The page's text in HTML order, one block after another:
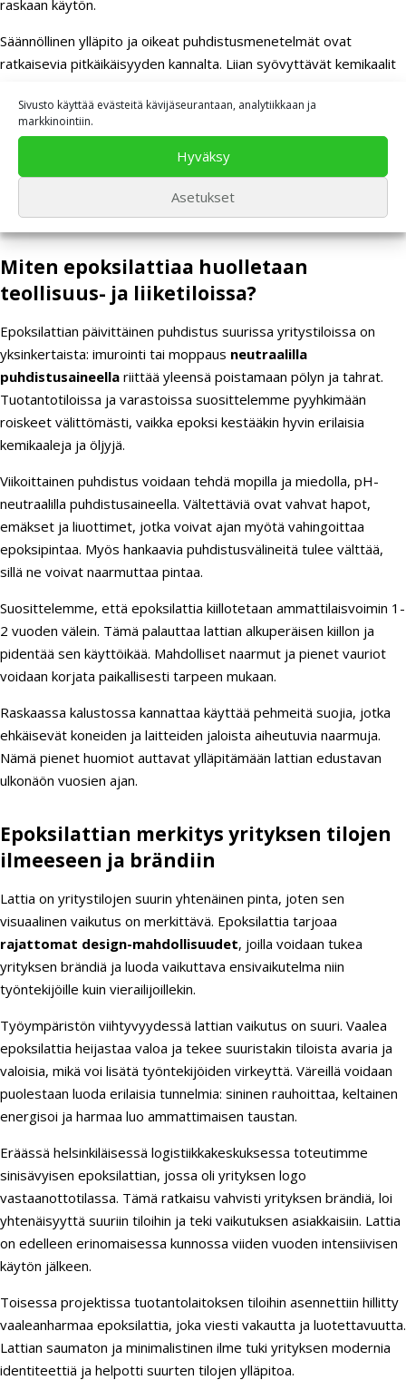
Sivusto käyttää evästeitä kävijäseurantaan, analytiikkaan ja
markkinointiin.
Hyväksy
Asetukset
raskaan käytön.
Säännöllinen ylläpito ja oikeat puhdistusmenetelmät ovat
ratkaisevia pitkäikäisyyden kannalta. Liian syövyttävät kemikaalit
ennenaikaisesti.
Epoksilattian etuna on myös se, että vanhentuessaan lattia
voidaan usein korjata paikallisesti tai pinnoittaa uudelleen ilman
koko lattian poistamista, mikä säästää merkittävästi kustannuksia
pitkällä aikavälillä.
Miten epoksilattiaa huolletaan
teollisuus- ja liiketiloissa?
Epoksilattian päivittäinen puhdistus suurissa yritystiloissa on
yksinkertaista: imurointi tai moppaus neutraalilla
puhdistusaineella riittää yleensä poistamaan pölyn ja tahrat.
Tuotantotiloissa ja varastoissa suosittelemme pyyhkimään
roiskeet välittömästi, vaikka epoksi kestääkin hyvin erilaisia
kemikaaleja ja öljyjä.
Viikoittainen puhdistus voidaan tehdä mopilla ja miedolla, pH-
neutraalilla puhdistusaineella. Vältettäviä ovat vahvat hapot,
emäkset ja liuottimet, jotka voivat ajan myötä vahingoittaa
epoksipintaa. Myös hankaavia puhdistusvälineitä tulee välttää,
sillä ne voivat naarmuttaa pintaa.
Suosittelemme, että epoksilattia kiillotetaan ammattilaisvoimin 1-
2 vuoden välein. Tämä palauttaa lattian alkuperäisen kiillon ja
pidentää sen käyttöikää. Mahdolliset naarmut ja pienet vauriot
voidaan korjata paikallisesti tarpeen mukaan.
Raskaassa kalustossa kannattaa käyttää pehmeitä suojia, jotka
ehkäisevät koneiden ja laitteiden jaloista aiheutuvia naarmuja.
Nämä pienet huomiot auttavat ylläpitämään lattian edustavan
ulkonäön vuosien ajan.
Epoksilattian merkitys yrityksen tilojen
ilmeeseen ja brändiin
Lattia on yritystilojen suurin yhtenäinen pinta, joten sen
visuaalinen vaikutus on merkittävä. Epoksilattia tarjoaa
rajattomat design-mahdollisuudet, joilla voidaan tukea
yrityksen brändiä ja luoda vaikuttava ensivaikutelma niin
työntekijöille kuin vierailijoillekin.
Työympäristön viihtyvyydessä lattian vaikutus on suuri. Vaalea
epoksilattia heijastaa valoa ja tekee suuristakin tiloista avaria ja
valoisia, mikä voi lisätä työntekijöiden virkeyttä. Väreillä voidaan
puolestaan luoda erilaisia tunnelmia: sininen rauhoittaa, keltainen
energisoi ja harmaa luo ammattimaisen taustan.
Eräässä helsinkiläisessä logistiikkakeskuksessa toteutimme
sinisävyisen epoksilattian, jossa oli yrityksen logo
vastaanottotilassa. Tämä ratkaisu vahvisti yrityksen brändiä, loi
yhtenäisyyttä suuriin tiloihin ja teki vaikutuksen asiakkaisiin. Lattia
on edelleen erinomaisessa kunnossa viiden vuoden intensiivisen
käytön jälkeen.
Toisessa projektissa tuotantolaitoksen tiloihin asennettiin hillitty
vaaleanharmaa epoksilattia, joka viesti vakautta ja luotettavuutta.
Lattian saumaton ja minimalistinen ilme tuki yrityksen modernia
identiteettiä ja helpotti suurten tilojen ylläpitoa.